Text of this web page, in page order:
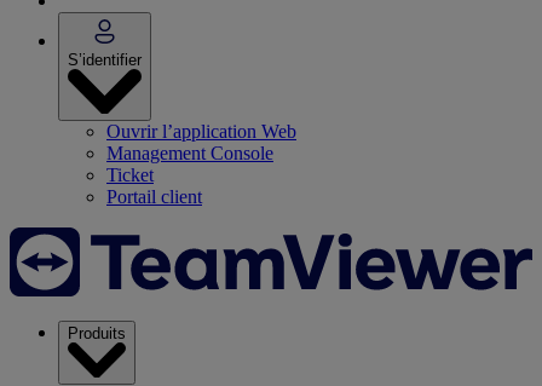
S’identifier
Ouvrir l’application Web
Management Console
Ticket
Portail client
Produits